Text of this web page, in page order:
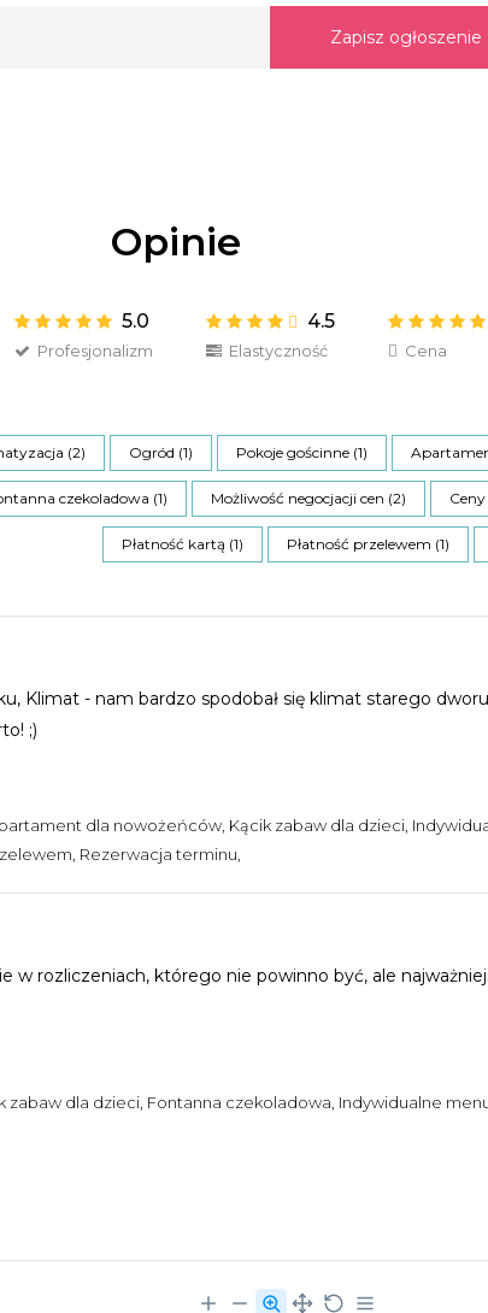
Zapisz ogłoszenie
Opinie
5.0
Profesjonalizm
4.5
Elastyczność Cena
(2) Ogród (1) Pokoje gościnne (1)
czekoladowa (1) Możliwość negocjacji cen (2)
Płatność kartą (1) Płatność przelewem (1)
Klimat - nam bardzo spodobał się klimat starego
;)
dla nowożeńców, Kącik zabaw dla dzieci,
Rezerwacja terminu,
w rozliczeniach, którego nie powinno być, ale
dla dzieci, Fontanna czekoladowa, Indywidualne